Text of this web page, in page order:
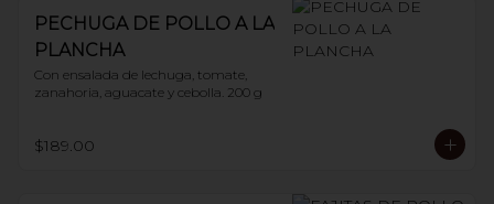
PECHUGA DE POLLO A LA
PLANCHA
Con ensalada de lechuga, tomate,
zanahoria, aguacate y cebolla. 200 g
$189.00